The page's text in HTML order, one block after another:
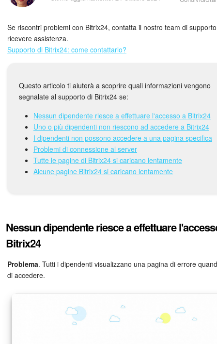
Piani e pagamento
Sicurezza in Bitrix24
Come iniziare?
Feed
Messenger
Collab
Calendario
Gruppi di lavoro
Incarichi e progetti
Se riscontri problemi con Bitrix24, contatta il nostro team di
ricevere assistenza.
Supporto di Bitrix24: come contattarlo?
Questo articolo ti aiuterà a scoprire quali informazioni vengono
segnalate al supporto di Bitrix24 se:
Nessun dipendente riesce a effettuare l'accesso a Bitrix24
Uno o più dipendenti non riescono ad accedere a Bitrix24
I dipendenti non possono accedere a una pagina specifica
Problemi di connessione al server
Tutte le pagine di Bitrix24 si caricano lentamente
Alcune pagine Bitrix24 si caricano lentamente
Nessun dipendente riesce a effettuare
Bitrix24
Problema. Tutti i dipendenti visualizzano una pagina di errore
di accedere.